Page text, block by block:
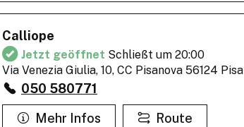
Calliope
Jetzt geöffnet Schließt um 20:00
Via Venezia Giulia, 10, CC Pisanova 56124 Pisa
050 580771
Mehr Infos
Route